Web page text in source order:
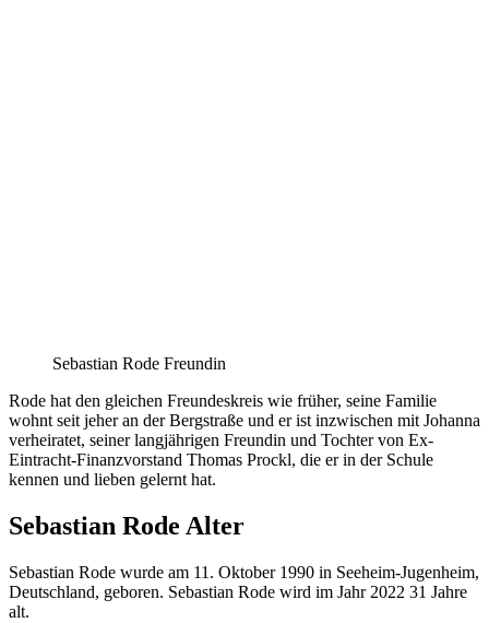
Sebastian Rode Freundin
Rode hat den gleichen Freundeskreis wie früher, seine Familie
wohnt seit jeher an der Bergstraße und er ist inzwischen mit Johanna
verheiratet, seiner langjährigen Freundin und Tochter von Ex-
Eintracht-Finanzvorstand Thomas Prockl, die er in der Schule
kennen und lieben gelernt hat.
Sebastian Rode Alter
Sebastian Rode wurde am 11. Oktober 1990 in Seeheim-Jugenheim,
Deutschland, geboren. Sebastian Rode wird im Jahr 2022 31 Jahre
alt.